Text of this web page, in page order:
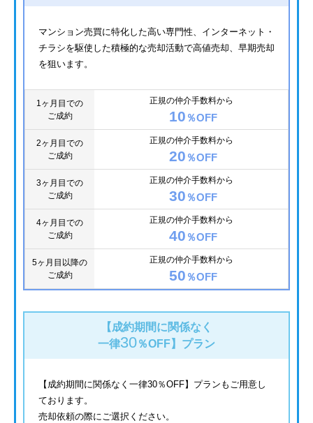
マンション売買に特化した高い専門性、インターネット・
チラシを駆使した積極的な売却活動で高値売却、早期売却
を狙います。
1ヶ月目での
ご成約
正規の仲介手数料から
10 ％OFF
2ヶ月目での
ご成約
正規の仲介手数料から
20 ％OFF
3ヶ月目での
ご成約
正規の仲介手数料から
30 ％OFF
4ヶ月目での
ご成約
正規の仲介手数料から
40 ％OFF
5ヶ月目以降の
ご成約
正規の仲介手数料から
50 ％OFF
【成約期間に関係なく
一律30％OFF】 プラン
【成約期間に関係なく一律30％OFF】プランもご用意し
ております。
売却依頼の際にご選択ください。